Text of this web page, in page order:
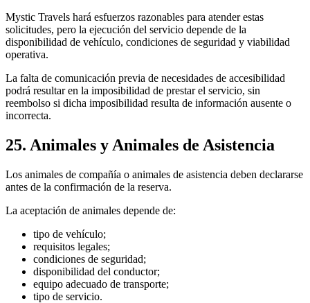
Mystic Travels hará esfuerzos razonables para atender estas
solicitudes, pero la ejecución del servicio depende de la
disponibilidad de vehículo, condiciones de seguridad y viabilidad
operativa.
La falta de comunicación previa de necesidades de accesibilidad
podrá resultar en la imposibilidad de prestar el servicio, sin
reembolso si dicha imposibilidad resulta de información ausente o
incorrecta.
25. Animales y Animales de Asistencia
Los animales de compañía o animales de asistencia deben declararse
antes de la confirmación de la reserva.
La aceptación de animales depende de:
tipo de vehículo;
requisitos legales;
condiciones de seguridad;
disponibilidad del conductor;
equipo adecuado de transporte;
tipo de servicio.